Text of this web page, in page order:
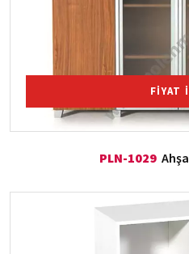
FİYAT
PLN-1029